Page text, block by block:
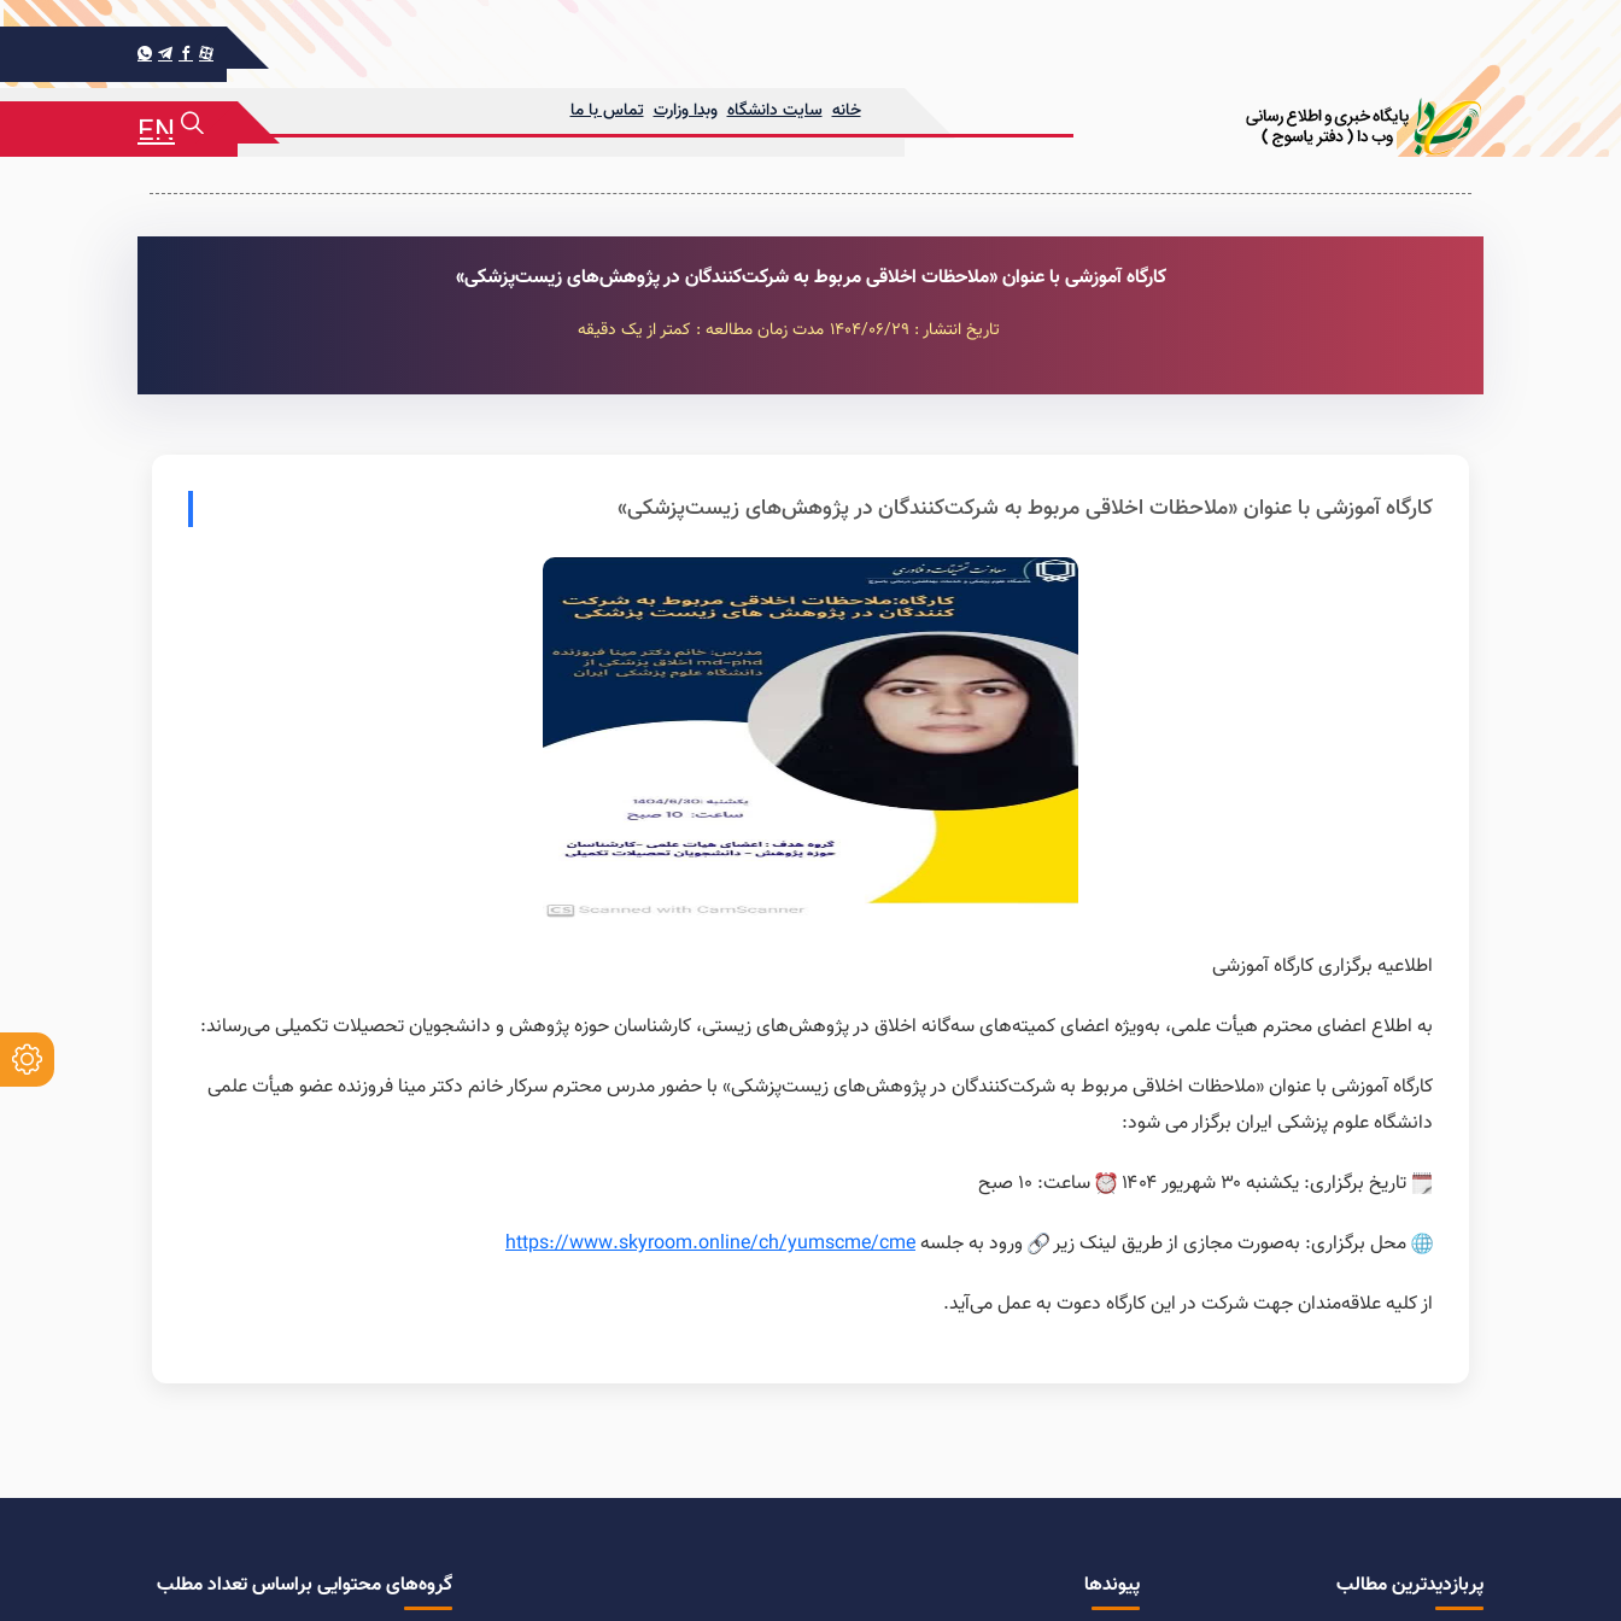
خانه سایت دانشگاه وبدا وزارت تماس با ما EN
کارگاه آموزشی با عنوان «ملاحظات اخلاقی مربوط به شرکت‌کنندگان در پژوهش‌های زیست‌پزشکی»
تاریخ انتشار : 1404/06/29 مدت زمان مطالعه : کمتر از یک دقیقه
کارگاه آموزشی با عنوان «ملاحظات اخلاقی مربوط به شرکت‌کنندگان در پژوهش‌های زیست‌پزشکی»
اطلاعیه برگزاری کارگاه آموزشی
به اطلاع اعضای محترم هیأت علمی، به‌ویژه اعضای کمیته‌های سه‌گانه اخلاق در پژوهش‌های زیستی، کارشناسان حوزه پژوهش و دانشجویان تحصیلات تکمیلی می‌رساند:
کارگاه آموزشی با عنوان «ملاحظات اخلاقی مربوط به شرکت‌کنندگان در پژوهش‌های زیست‌پزشکی» با حضور مدرس محترم سرکار خانم دکتر مینا فروزنده عضو هیأت علمی
دانشگاه علوم پزشکی ایران برگزار می شود:
ساعت: ۱۰ صبح
ورود به جلسهhttps://www.skyroom.online/ch/yumscme/cme
از کلیه علاقه‌مندان جهت شرکت در این کارگاه دعوت به عمل می‌آید.
پربازدیدترین مطالب پیوندها گروه‌های محتوایی براساس تعداد مطلب